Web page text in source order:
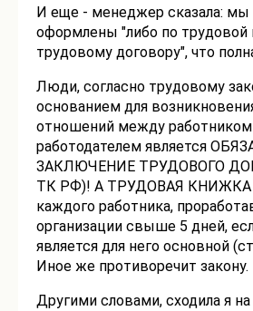
И еще - менеджер сказала:
оформлены "либо по трудовой
трудовому договору", что
Люди, согласно трудовому
основанием для
отношений между
работодателем является
ЗАКЛЮЧЕНИЕ ТРУДОВОГО
ТК РФ)! А ТРУДОВАЯ КНИЖКА
каждого работника,
организации свыше 5 дней,
является для него основной
Иное же противоречит закону.
Другими словами, сходила я